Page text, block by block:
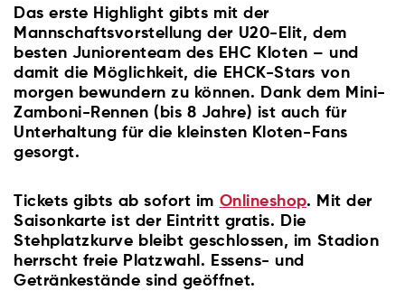
Das erste Highlight gibts mit der
Mannschaftsvorstellung der U20-Elit, dem
besten Juniorenteam des EHC Kloten – und
damit die Möglichkeit, die EHCK-Stars von
morgen bewundern zu können. Dank dem Mini-
Zamboni-Rennen (bis 8 Jahre) ist auch für
Unterhaltung für die kleinsten Kloten-Fans
gesorgt.
Tickets gibts ab sofort im Onlineshop. Mit der
Saisonkarte ist der Eintritt gratis. Die
Stehplatzkurve bleibt geschlossen, im Stadion
herrscht freie Platzwahl. Essens- und
Getränkestände sind geöffnet.